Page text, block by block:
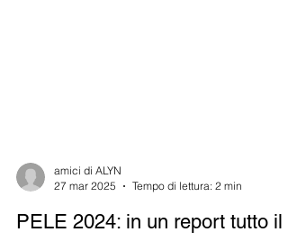
27 mar 2025
Tempo di lettura: 2 min